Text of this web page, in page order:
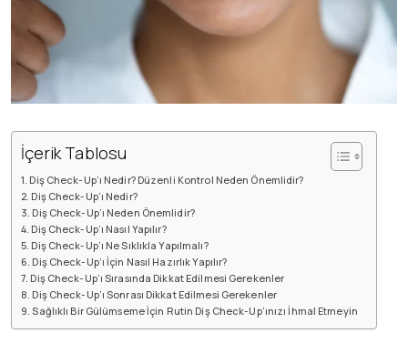
İçerik Tablosu
Diş Check-Up’ı Nedir? Düzenli Kontrol Neden Önemlidir?
Diş Check-Up’ı Nedir?
Diş Check-Up’ı Neden Önemlidir?
Diş Check-Up’ı Nasıl Yapılır?
Diş Check-Up’ı Ne Sıklıkla Yapılmalı?
Diş Check-Up’ı İçin Nasıl Hazırlık Yapılır?
Diş Check-Up’ı Sırasında Dikkat Edilmesi Gerekenler
Diş Check-Up’ı Sonrası Dikkat Edilmesi Gerekenler
Sağlıklı Bir Gülümseme İçin Rutin Diş Check-Up’ınızı İhmal Etmeyin